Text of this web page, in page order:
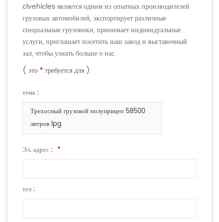
clvehicles является одним из опытных производителей
грузовых автомобилей, экспортирует различные
специальные грузовики, принимает индивидуальные
услуги, приглашает посетить наш завод и выставочный
зал, чтобы узнать больше о нас.
( это * требуется для )
тема :
Трехосный грузовой полуприцеп 58500
литров lpg
Эл. адрес : *
тел :